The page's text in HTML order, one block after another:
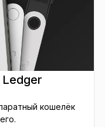
кошелёк